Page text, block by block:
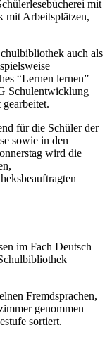
mit
mit Arbeitsplätzen,
auch als
“Lernen lernen”
Schulentwicklung
für die Schüler der
sowie in den
wird die
im Fach Deutsch
Fremdsprachen,
genommen
sortiert.